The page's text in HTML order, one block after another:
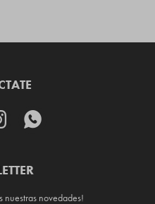

nuestras novedades!